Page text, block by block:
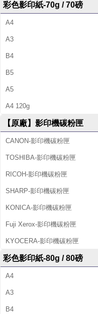
彩色影印紙-70g / 70磅
A4
A3
B4
B5
A5
A4 120g
【原廠】影印機碳粉匣
CANON-影印機碳粉匣
TOSHIBA-影印機碳粉匣
RICOH-影印機碳粉匣
SHARP-影印機碳粉匣
KONICA-影印機碳粉匣
Fuji Xerox-影印機碳粉匣
KYOCERA-影印機碳粉匣
彩色影印紙-80g / 80磅
A4
A3
B4